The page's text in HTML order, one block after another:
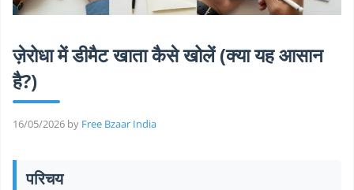
ज़ेरोधा में डीमैट खाता कैसे खोलें (क्या यह आसान
है?)
16/05/2026 by Free Bzaar India
परिचय